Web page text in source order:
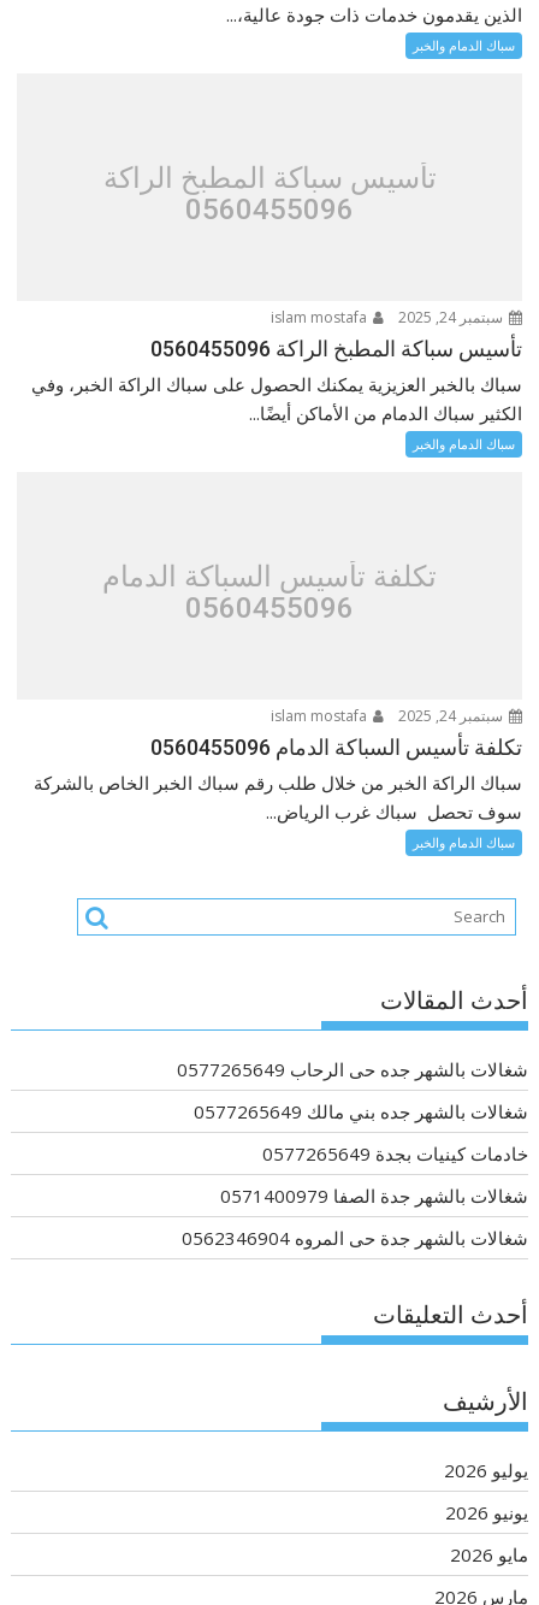
الذين يقدمون خدمات ذات جودة عالية،...
سباك الدمام والخبر
تأسيس سباكة المطبخ الراكة
0560455096
سبتمبر 24, 2025
تأسيس سباكة المطبخ الراكة 0560455096
سباك بالخبر العزيزية يمكنك الحصول على سباك الراكة الخبر، وفي
الكثير سباك الدمام من الأماكن أيضًا...
سباك الدمام والخبر
تكلفة تأسيس السباكة الدمام
0560455096
سبتمبر 24, 2025
تكلفة تأسيس السباكة الدمام 0560455096
سباك الراكة الخبر من خلال طلب رقم سباك الخبر الخاص بالشركة
سوف تحصل سباك غرب الرياض...
سباك الدمام والخبر
أحدث المقالات
شغالات بالشهر جده حى الرحاب 0577265649
شغالات بالشهر جده بني مالك 0577265649
خادمات كينيات بجدة 0577265649
شغالات بالشهر جدة الصفا 0571400979
شغالات بالشهر جدة حى المروه 0562346904
أحدث التعليقات
الأرشيف
يوليو 2026
يونيو 2026
مايو 2026
مارس 2026